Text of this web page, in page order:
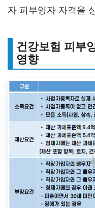
자 피부양자 자격을
건강보험 피부
영향